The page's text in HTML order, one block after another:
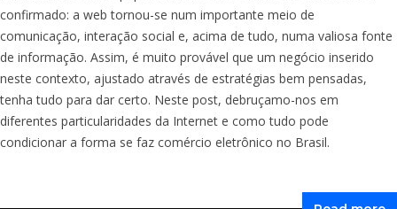
confirmado: a web tornou-se num importante meio de
comunicação, interação social e, acima de tudo, numa valiosa fonte
de informação. Assim, é muito provável que um negócio inserido
neste contexto, ajustado através de estratégias bem pensadas,
tenha tudo para dar certo. Neste post, debruçamo-nos em
diferentes particularidades da Internet e como tudo pode
condicionar a forma se faz comércio eletrônico no Brasil.